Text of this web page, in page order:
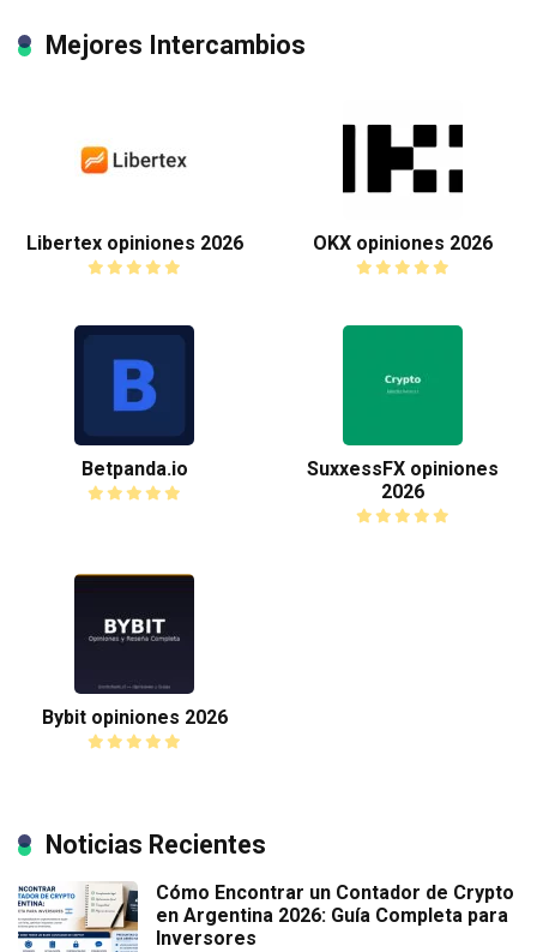
Mejores Intercambios
Libertex opiniones 2026 OKX opiniones 2026
Betpanda.io
SuxxessFX opiniones
2026
Bybit opiniones 2026
Noticias Recientes
Cómo Encontrar un Contador de Crypto
en Argentina 2026: Guía Completa para
Inversores